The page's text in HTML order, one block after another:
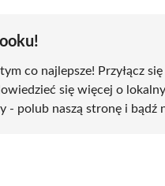
co najlepsze! Przyłącz się
się więcej o
- polub naszą stronę i bądź